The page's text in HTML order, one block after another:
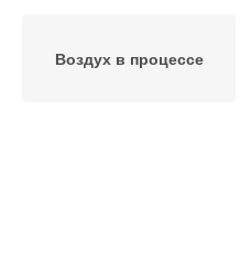
Воздух в процессе